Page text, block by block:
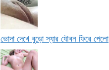
ভোদা দেখে বুড়ো স্যার যৌবন ফিরে পেলো